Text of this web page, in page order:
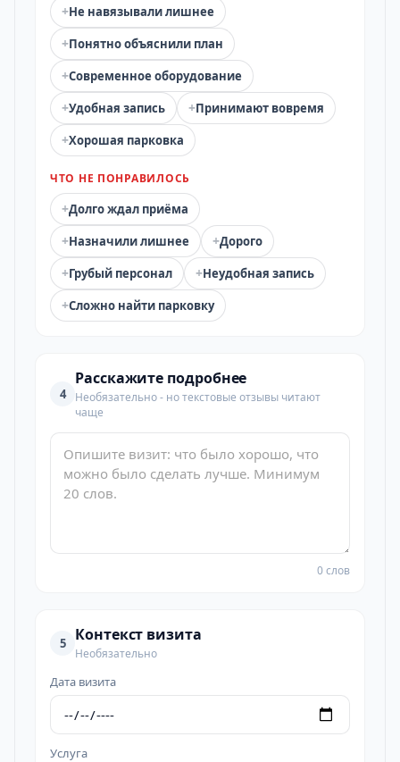
+Не навязывали лишнее
+Понятно объяснили план
+Современное оборудование
+Удобная запись +Принимают вовремя
+Хорошая парковка
ЧТО НЕ ПОНРАВИЛОСЬ
+Долго ждал приёма
+Назначили лишнее +Дорого
+Грубый персонал +Неудобная запись
+Сложно найти парковку
4
Расскажите подробнее
Необязательно - но текстовые отзывы читают
чаще
0 слов
5 Контекст визита
Необязательно
Дата визита
Услуга